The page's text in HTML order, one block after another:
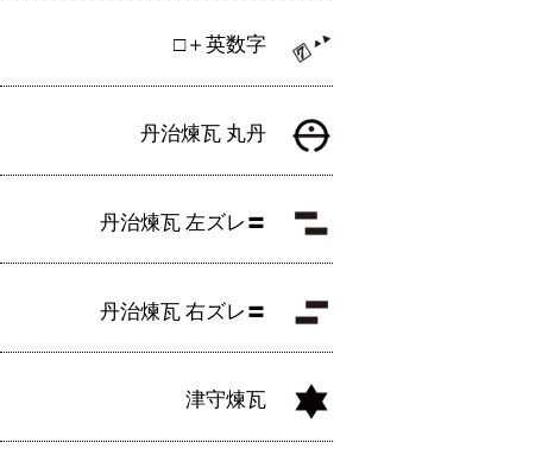
□＋英数字
丹治煉瓦 丸丹
丹治煉瓦 左ズレ〓
丹治煉瓦 右ズレ〓
津守煉瓦